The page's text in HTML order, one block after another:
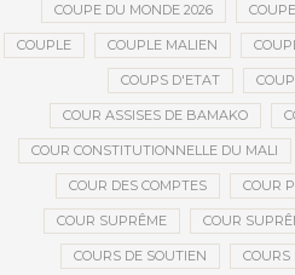
COUPE DU MONDE 2026
COUPLE COUPLE MALIEN
COUPS D'ETAT
COUR ASSISES DE BAMAKO
COUR CONSTITUTIONNELLE DU MALI
COUR DES COMPTES COUR
COUR SUPRÊME COUR
COURS DE SOUTIEN